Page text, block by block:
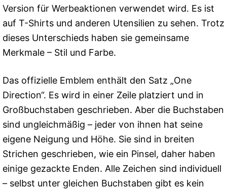
Version für Werbeaktionen verwendet wird. Es ist
auf T-Shirts und anderen Utensilien zu sehen. Trotz
dieses Unterschieds haben sie gemeinsame
Merkmale – Stil und Farbe.
Das offizielle Emblem enthält den Satz „One
Direction“. Es wird in einer Zeile platziert und in
Großbuchstaben geschrieben. Aber die Buchstaben
sind ungleichmäßig – jeder von ihnen hat seine
eigene Neigung und Höhe. Sie sind in breiten
Strichen geschrieben, wie ein Pinsel, daher haben
einige gezackte Enden. Alle Zeichen sind individuell
– selbst unter gleichen Buchstaben gibt es kein